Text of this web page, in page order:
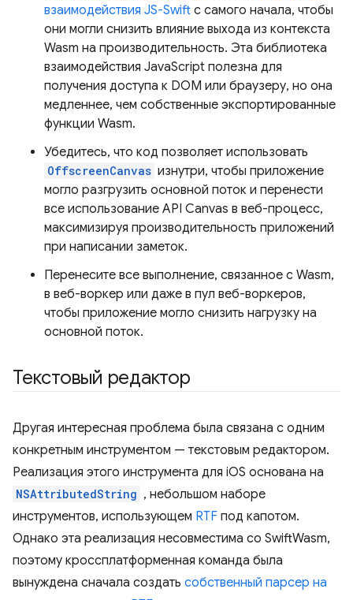
взаимодействия JS-Swift с самого начала, чтобы
они могли снизить влияние выхода из контекста
Wasm на производительность. Эта библиотека
взаимодействия JavaScript полезна для
получения доступа к DOM или браузеру, но она
медленнее, чем собственные экспортированные
функции Wasm.
Убедитесь, что код позволяет использовать
OffscreenCanvas изнутри, чтобы приложение
могло разгрузить основной поток и перенести
все использование API Canvas в веб-процесс,
максимизируя производительность приложений
при написании заметок.
Перенесите все выполнение, связанное с Wasm,
в веб-воркер или даже в пул веб-воркеров,
чтобы приложение могло снизить нагрузку на
основной поток.
Текстовый редактор
Другая интересная проблема была связана с одним
конкретным инструментом — текстовым редактором.
Реализация этого инструмента для iOS основана на
NSAttributedString , небольшом наборе
инструментов, использующем RTF под капотом.
Однако эта реализация несовместима со SwiftWasm,
поэтому кроссплатформенная команда была
вынуждена сначала создать собственный парсер на